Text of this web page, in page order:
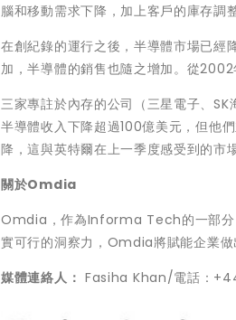
腦和移動需求下降，加上客戶的庫存調
在創紀錄的運行之後，半導體市場已經
加，半導體的銷售也隨之增加。從
三家專註於內存的公司（三星電子、
半導體收入下降超過100億美元，但他
降，這與英特爾在上一季度感受到的市
關於Omdia
Omdia，作為Informa Tech的一部分
實可行的洞察力，Omdia將賦能企業
媒體連絡人 ： Fasiha Khan/電話：